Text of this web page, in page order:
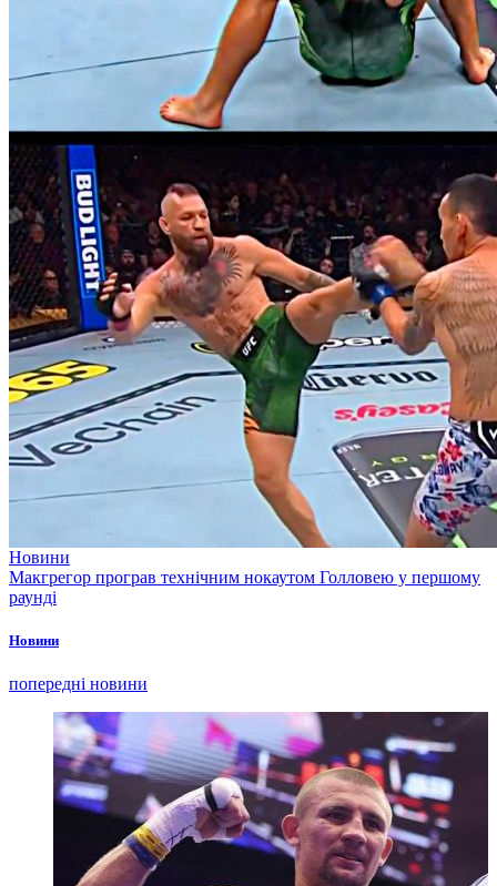
Новини
Макгрегор програв технічним нокаутом Голловею у першому
раунді
Новини
попередні новини